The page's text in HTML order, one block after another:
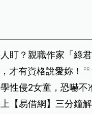
盯？親職作家「綠
才有資格說愛妳！ PR
性侵2女童，恐嚇
【易借網】三分鐘